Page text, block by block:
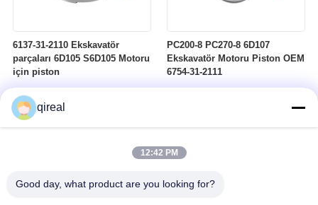
6137-31-2110 Ekskavatör
parçaları 6D105 S6D105 Motoru
için piston
PC200-8 PC270-8 6D107
Ekskavatör Motoru Piston OEM
6754-31-2111
qireal
12:42 PM
Good day, what product are you looking for?